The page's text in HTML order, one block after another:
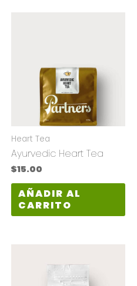
Heart Tea
Ayurvedic Heart Tea
$15.00
AÑADIR AL
CARRITO